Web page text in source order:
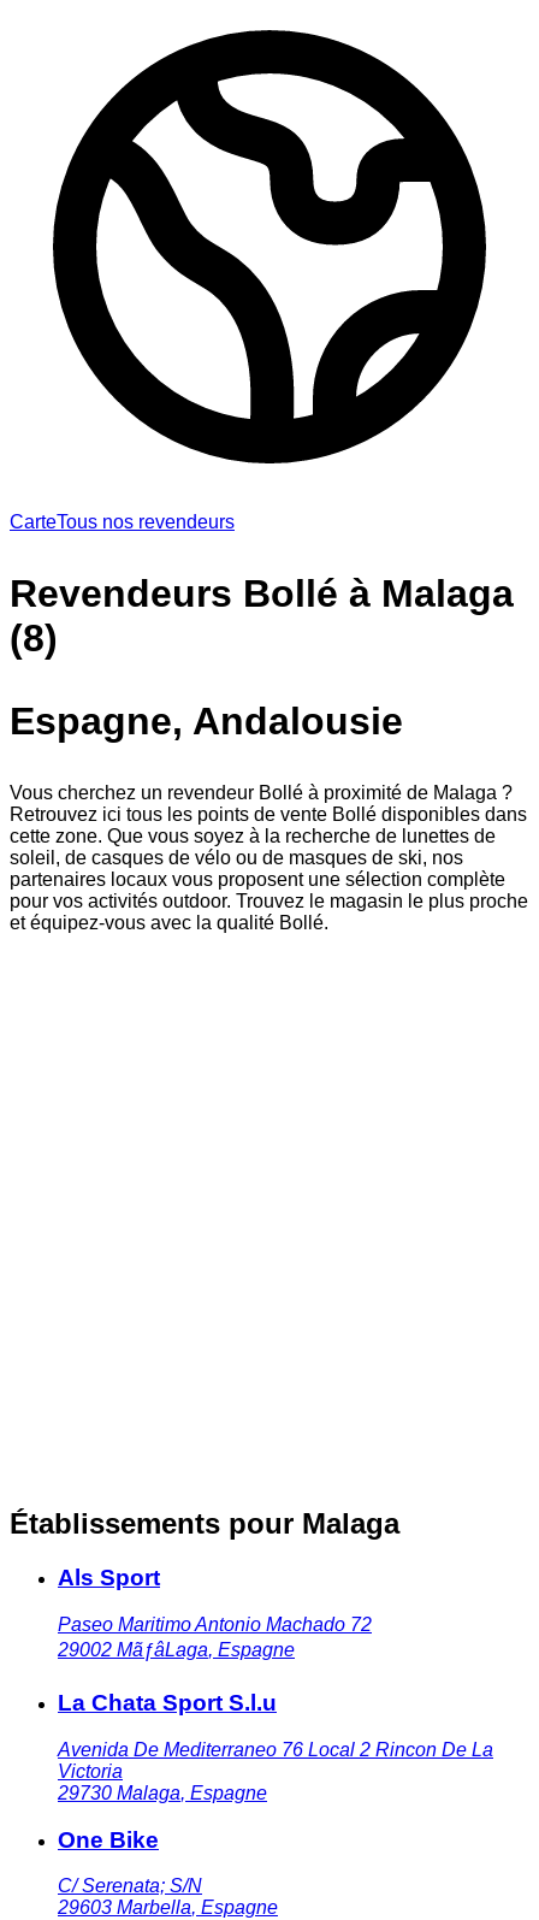
CarteTous nos revendeurs
Revendeurs Bollé à Malaga
(8)
Espagne, Andalousie
Vous cherchez un revendeur Bollé à proximité de Malaga ?
Retrouvez ici tous les points de vente Bollé disponibles dans
cette zone. Que vous soyez à la recherche de lunettes de
soleil, de casques de vélo ou de masques de ski, nos
partenaires locaux vous proposent une sélection complète
pour vos activités outdoor. Trouvez le magasin le plus proche
et équipez-vous avec la qualité Bollé.
Établissements pour Malaga
Als Sport
Paseo Maritimo Antonio Machado 72
29002 MãƒâLaga, Espagne
La Chata Sport S.l.u
Avenida De Mediterraneo 76 Local 2 Rincon De La
Victoria
29730 Malaga, Espagne
One Bike
C/ Serenata; S/N
29603 Marbella, Espagne